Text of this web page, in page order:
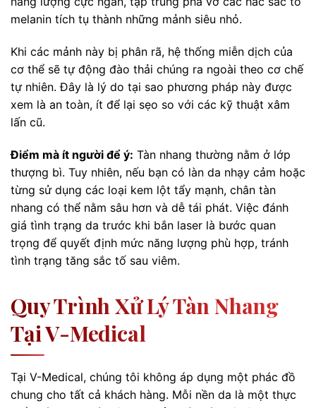
melanin tích tụ thành những mảnh siêu nhỏ.
Khi các mảnh này bị phân rã, hệ thống miễn dịch của
cơ thể sẽ tự động đào thải chúng ra ngoài theo cơ chế
tự nhiên. Đây là lý do tại sao phương pháp này được
xem là an toàn, ít để lại sẹo so với các kỹ thuật xâm
lấn cũ.
Điểm mà ít người để ý: Tàn nhang thường nằm ở lớp
thượng bì. Tuy nhiên, nếu bạn có làn da nhạy cảm hoặc
từng sử dụng các loại kem lột tẩy mạnh, chân tàn
nhang có thể nằm sâu hơn và dễ tái phát. Việc đánh
giá tình trạng da trước khi bắn laser là bước quan
trọng để quyết định mức năng lượng phù hợp, tránh
tình trạng tăng sắc tố sau viêm.
Quy Trình Xử Lý Tàn Nhang
Tại V-Medical
Tại V-Medical, chúng tôi không áp dụng một phác đồ
chung cho tất cả khách hàng. Mỗi nền da là một thực